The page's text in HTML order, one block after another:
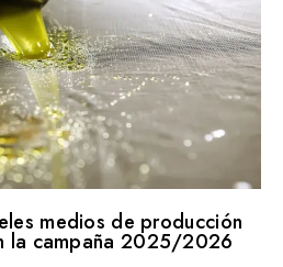
medios de producción
la campaña 2025/2026